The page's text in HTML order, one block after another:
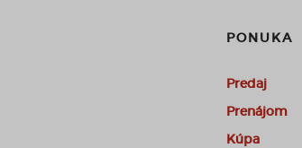
PONUKA
Predaj
Prenájom
Kúpa